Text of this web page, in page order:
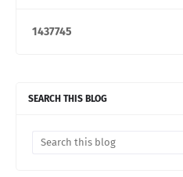
1437745
SEARCH THIS BLOG